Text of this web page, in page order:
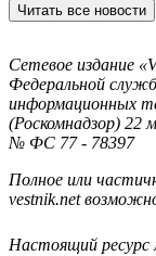
Читать все новости
Сетевое издание
Федеральной
информационных
(Роскомнадзор) 22
№ ФС 77 - 78397
Полное или
vestnik.net
Настоящий